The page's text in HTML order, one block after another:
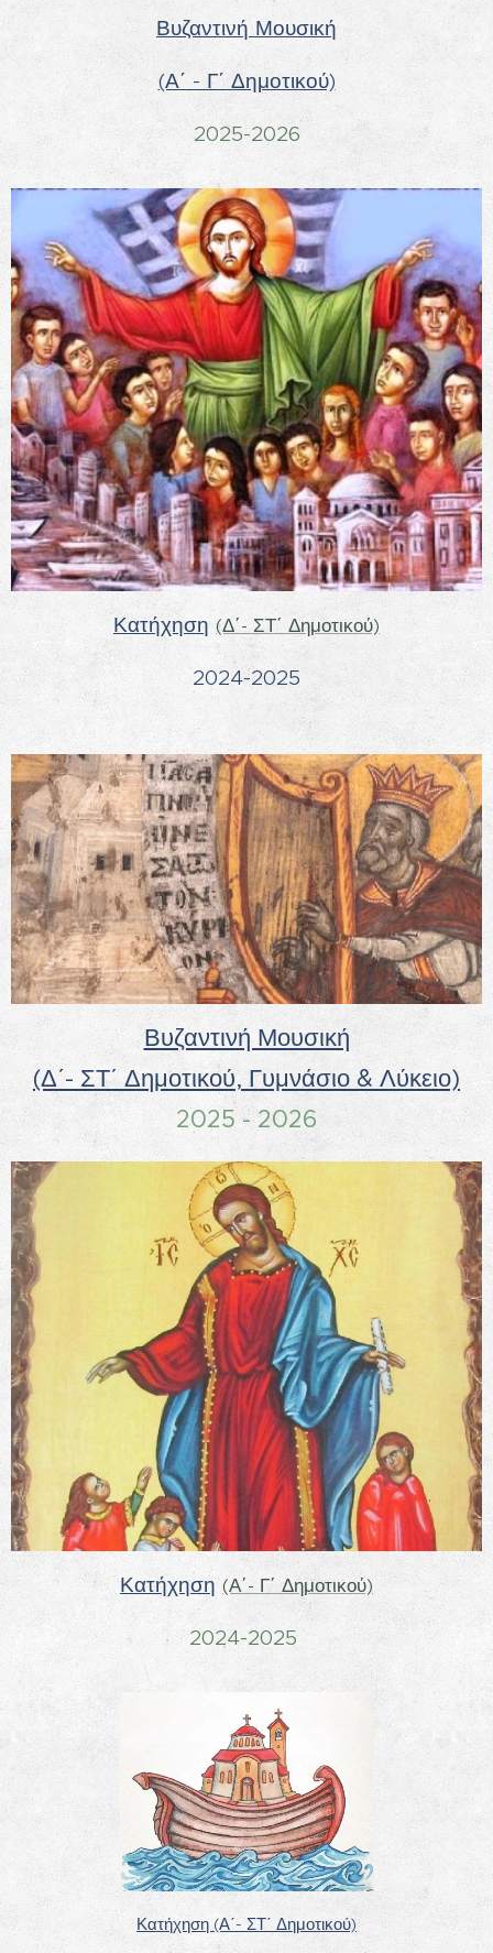
Βυζαντινή Μουσική
(Α΄ - Γ΄ Δημοτικού)
2025-2026
Κατήχηση (Δ΄- ΣΤ΄ Δημοτικού)
2024-2025
Βυζαντινή Μουσική
(Δ΄- ΣΤ΄ Δημοτικού, Γυμνάσιο & Λύκειο)
2025 - 2026
Κατήχηση (Α΄- Γ΄ Δημοτικού)
2024-2025
Κατήχηση (Α΄- ΣΤ΄ Δημοτικού)